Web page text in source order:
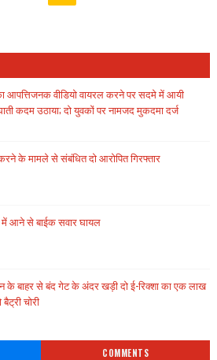
आपत्तिजनक वीडियो वायरल करने पर सदमे में आयी
कदम उठाया; दो युवकों पर नामजद मुकदमा दर्ज
के मामले से संबंधित दो आरोपित गिरफ्तार
आने से बाईक सवार घायल
के बाहर से बंद गेट के अंदर खड़ी दो ई-रिक्शा का एक लाख
चोरी
COMMENTS